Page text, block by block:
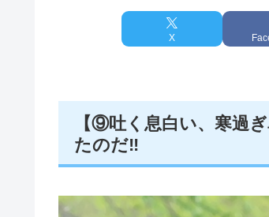
X
【⑨吐く息白い、寒過
たのだ‼️